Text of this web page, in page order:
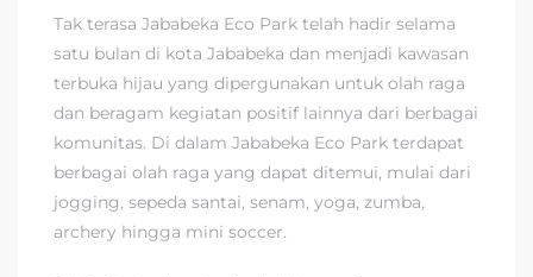
Tak terasa Jababeka Eco Park telah hadir selama
satu bulan di kota Jababeka dan menjadi kawasan
terbuka hijau yang dipergunakan untuk olah raga
dan beragam kegiatan positif lainnya dari berbagai
komunitas. Di dalam Jababeka Eco Park terdapat
berbagai olah raga yang dapat ditemui, mulai dari
jogging, sepeda santai, senam, yoga, zumba,
archery hingga mini soccer.